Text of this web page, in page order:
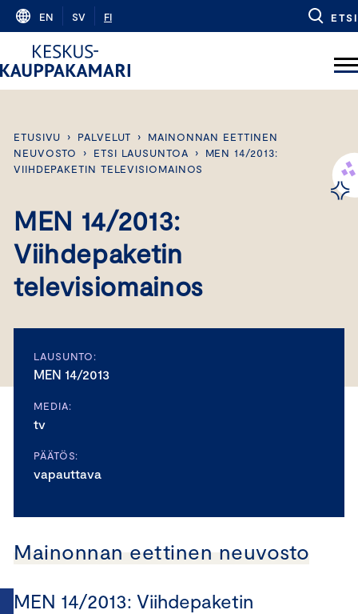
Skip
content
EN SV FI ETSI
ETUSIVU › PALVELUT ›
MAINONNAN EETTINEN
NEUVOSTO
› ETSI LAUSUNTOA ›
MEN 14/2013:
VIIHDEPAKETIN TELEVISIOMAINOS
MEN 14/2013:
Viihdepaketin
televisiomainos
LAUSUNTO:
MEN 14/2013
MEDIA:
tv
PÄÄTÖS:
vapauttava
Mainonnan eettinen neuvosto
MEN 14/2013: Viihdepaketin